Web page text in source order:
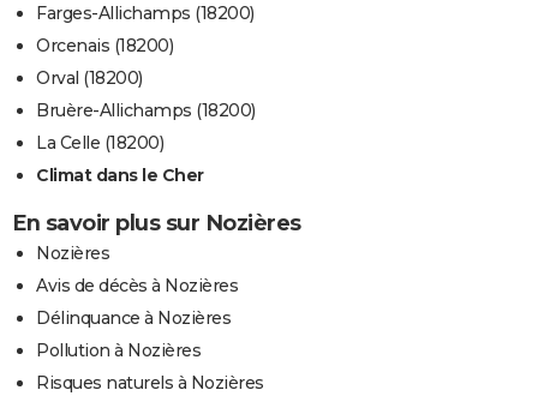
Farges-Allichamps (18200)
Orcenais (18200)
Orval (18200)
Bruère-Allichamps (18200)
La Celle (18200)
Climat dans le Cher
En savoir plus sur Nozières
Nozières
Avis de décès à Nozières
Délinquance à Nozières
Pollution à Nozières
Risques naturels à Nozières